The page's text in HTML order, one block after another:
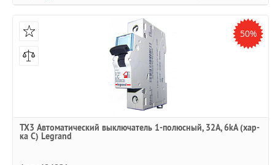
50%
TX3 Автоматический выключатель 1-полюсный, 32А, 6kА (хар-
ка C) Legrand